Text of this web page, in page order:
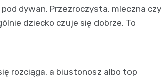
dywan. Przezroczysta, mleczna czy
dziecko czuje się dobrze. To
rozciąga, a biustonosz albo top